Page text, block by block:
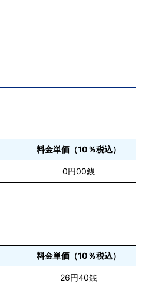
料金単価（10％税込）
0円00銭
料金単価（10％税込）
26円40銭